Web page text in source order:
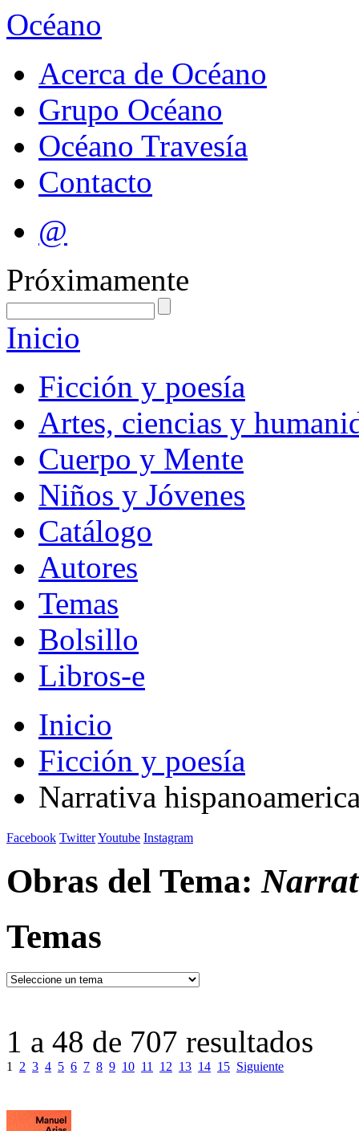
Océano
Acerca de Océano
Grupo Océano
Océano Travesía
Contacto
@
Próximamente
Inicio
Ficción y poesía
Artes, ciencias y
Cuerpo y Mente
Niños y Jóvenes
Catálogo
Autores
Temas
Bolsillo
Libros-e
Inicio
Ficción y poesía
Narrativa
Facebook TwitterYoutube Instagram
Obras del Tema:
Temas
1 a 48 de 707 resultados
1 2 3 4 5 6 7 8 9 10 11 12 13 14 15 Siguiente